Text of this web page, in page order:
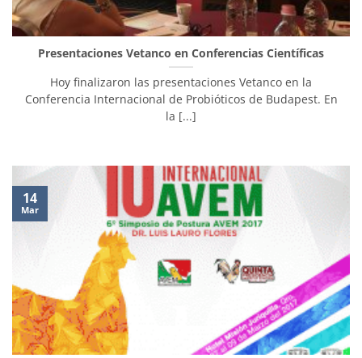
Presentaciones Vetanco en Conferencias Científicas
Hoy finalizaron las presentaciones Vetanco en la
Conferencia Internacional de Probióticos de Budapest. En
la [...]
14
Mar